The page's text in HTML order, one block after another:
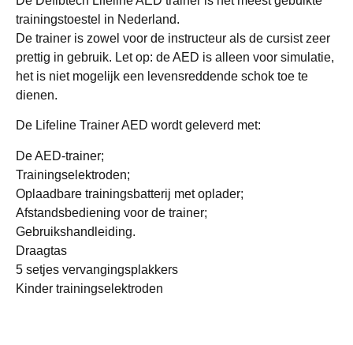
trainingstoestel in Nederland.
De trainer is zowel voor de instructeur als de cursist zeer
prettig in gebruik. Let op: de AED is alleen voor simulatie,
het is niet mogelijk een levensreddende schok toe te
dienen.
De Lifeline Trainer AED wordt geleverd met:
De AED-trainer;
Trainingselektroden;
Oplaadbare trainingsbatterij met oplader;
Afstandsbediening voor de trainer;
Gebruikshandleiding.
Draagtas
5 setjes vervangingsplakkers
Kinder trainingselektroden